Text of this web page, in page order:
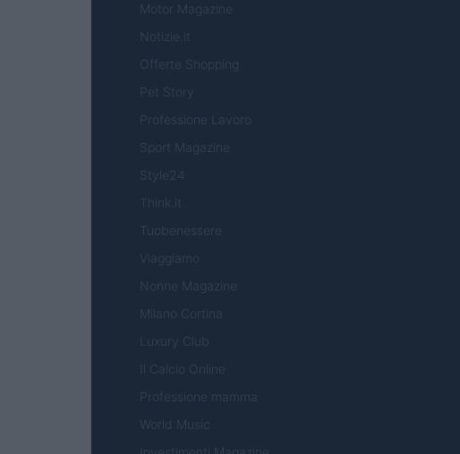
Motor Magazine
Notizie.it
Offerte Shopping
Pet Story
Professione Lavoro
Sport Magazine
Style24
Think.it
Tuobenessere
Viaggiamo
Nonne Magazine
Milano Cortina
Luxury Club
Il Calcio Online
Professione mamma
World Music